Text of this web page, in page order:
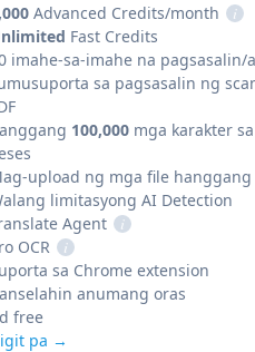
Advanced Credits/month
i
Fast Credits
imahe-sa-imahe na pagsasalin/
sa pagsasalin ng
100,000mga karakter
upload ng mga file hanggang
limitasyong AI Detection
Agent
i
OCR
i
sa Chrome extension
anumang oras
free
pa →